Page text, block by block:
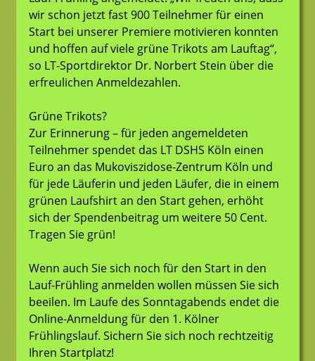
wir schon jetzt fast 900 Teilnehmer für einen
Start bei unserer Premiere motivieren konnten
und hoffen auf viele grüne Trikots am Lauftag“,
so LT-Sportdirektor Dr. Norbert Stein über die
erfreulichen Anmeldezahlen.
Grüne Trikots?
Zur Erinnerung – für jeden angemeldeten
Teilnehmer spendet das LT DSHS Köln einen
Euro an das Mukoviszidose-Zentrum Köln und
für jede Läuferin und jeden Läufer, die in einem
grünen Laufshirt an den Start gehen, erhöht
sich der Spendenbeitrag um weitere 50 Cent.
Tragen Sie grün!
Wenn auch Sie sich noch für den Start in den
Lauf-Frühling anmelden wollen müssen Sie sich
beeilen. Im Laufe des Sonntagabends endet die
Online-Anmeldung für den 1. Kölner
Frühlingslauf. Sichern Sie sich noch rechtzeitig
Ihren Startplatz!